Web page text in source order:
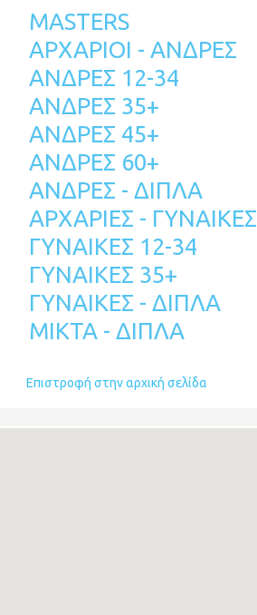
MASTERS
ΑΡΧΑΡΙΟΙ - ΑΝΔΡΕΣ
ΑΝΔΡΕΣ 12-34
ΑΝΔΡΕΣ 35+
ΑΝΔΡΕΣ 45+
ΑΝΔΡΕΣ 60+
ΑΝΔΡΕΣ - ΔΙΠΛΑ
ΑΡΧΑΡΙΕΣ - ΓΥΝΑΙΚΕΣ
ΓΥΝΑΙΚΕΣ 12-34
ΓΥΝΑΙΚΕΣ 35+
ΓΥΝΑΙΚΕΣ - ΔΙΠΛΑ
ΜΙΚΤΑ - ΔΙΠΛΑ
Επιστροφή στην αρχική σελίδα